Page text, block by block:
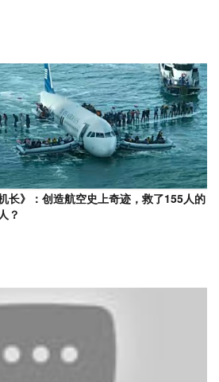
长》：创造航空史上奇迹，救了155人的
？